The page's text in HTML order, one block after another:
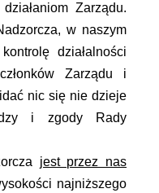
Zarządu.
w naszym
działalności
Zarządu i
nic się nie dzieje
i zgody Rady
jest przez nas
najniższego